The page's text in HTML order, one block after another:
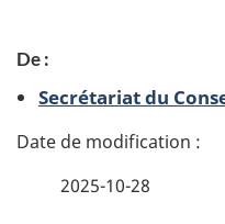
é
t
De :
Secrétariat du
2025-10-28